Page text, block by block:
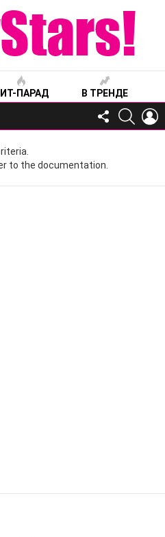
ПАРАД В ТРЕНДЕ
FOLLOW
US
to the documentation.